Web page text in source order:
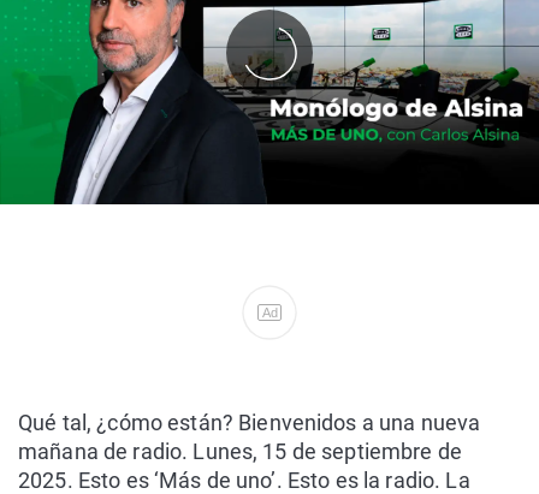
Ad
Qué tal, ¿cómo están? Bienvenidos a una nueva
mañana de radio. Lunes, 15 de septiembre de
2025. Esto es ‘Más de uno’. Esto es la radio. La